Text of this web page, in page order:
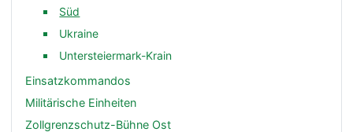
Süd
Ukraine
Untersteiermark-Krain
Einsatzkommandos
Militärische Einheiten
Zollgrenzschutz-Bühne Ost